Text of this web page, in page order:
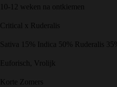
10-12 weken na ontkiemen
Critical x Ruderalis
Sativa 15% Indica 50% Ruderalis
Euforisch, Vrolijk
Korte Zomers